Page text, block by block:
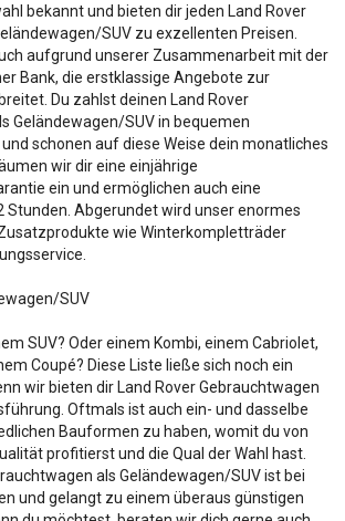
bekannt und bieten dir jeden Land Rover
SUV zu exzellenten Preisen.
aufgrund unserer Zusammenarbeit mit der
Bank, die erstklassige Angebote zur
Du zahlst deinen Land Rover
Geländewagen/SUV in bequemen
schonen auf diese Weise dein monatliches
wir dir eine einjährige
ein und ermöglichen auch eine
Stunden. Abgerundet wird unser enormes
wie Winterkompletträder
SUV
SUV? Oder einem Kombi, einem Cabriolet,
Coupé? Diese Liste ließe sich noch ein
wir bieten dir Land Rover Gebrauchtwagen
Oftmals ist auch ein- und dasselbe
Bauformen zu haben, womit du von
profitierst und die Qual der Wahl hast.
als Geländewagen/SUV ist bei
und gelangt zu einem überaus günstigen